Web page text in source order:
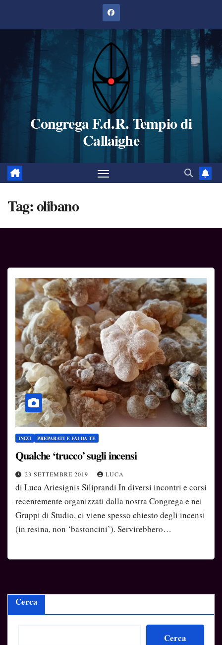
Congrega F.d.R. Tempio di
Callaighe
Tag:olibano
INIZI PREPARATI E FAI DA TE
Qualche ‘trucco’ sugli incensi
23 SETTEMBRE 2019 LUCA
di Luca Ariesignis Siliprandi In diversi incontri e corsi
recentemente organizzati dalla nostra Congrega e nei
Gruppi di Studio, ci viene spesso chiesto degli incensi
(in resina, non ‘bastoncini’). Servirebbero…
Cerca
Cerca